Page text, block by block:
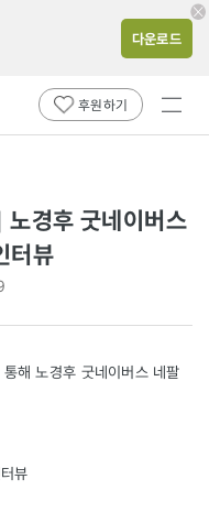
다운로드
후원하기
전체
경후 굿네이버스
터뷰
해 노경후 굿네이버스 네팔
뷰